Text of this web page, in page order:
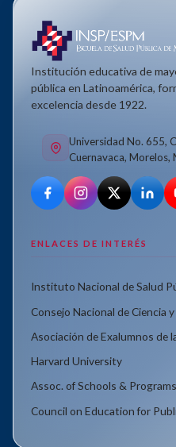
Institución educativa de
pública en Latinoamérica,
excelencia desde 1922.
Universidad No. 655,
Cuernavaca, Morelos,
ENLACES DE INTERÉS
Instituto Nacional de Salud
Consejo Nacional de Ciencia
Asociación de Exalumnos de
Harvard University
Assoc. of Schools &
Council on Education for